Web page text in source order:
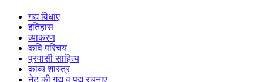
गद्य विधाए
इतिहास
व्याकरण
कवि परिचय
प्रवासी साहित्य
काव्य शास्त्र
नेट की गद्य व पद्य रचनाए